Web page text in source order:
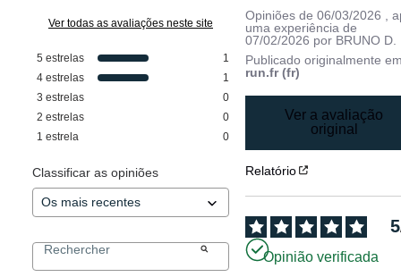
Ver todas as avaliações neste site
5 estrelas
1
4 estrelas
1
3 estrelas
0
2 estrelas
0
1 estrela 0
Classificar as opiniões
Opiniões de06/03/2026
,
uma experiência de
07/02/2026 por BRUNO D.
Publicado originalmente
run.fr (fr)
Ver a avaliação
original
Relatório
5
Opinião verificada